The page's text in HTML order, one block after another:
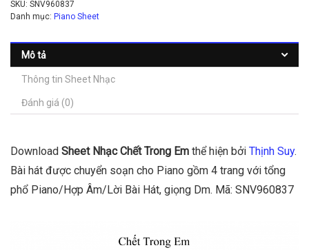
SKU: SNV960837
Danh mục: Piano Sheet
Mô tả
Thông tin Sheet Nhạc
Đánh giá (0)
Download Sheet Nhạc Chết Trong Em thể hiện bởi Thịnh Suy.
Bài hát được chuyển soạn cho Piano gồm 4 trang với tổng
phổ Piano/Hợp Âm/Lời Bài Hát, giọng Dm. Mã: SNV960837